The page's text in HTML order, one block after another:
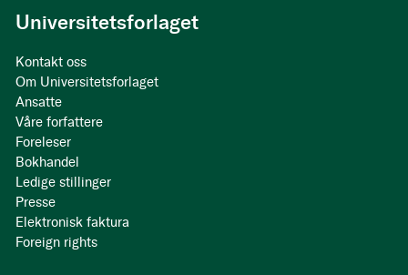
Universitetsforlaget
Kontakt oss
Om Universitetsforlaget
Ansatte
Våre forfattere
Foreleser
Bokhandel
Ledige stillinger
Presse
Elektronisk faktura
Foreign rights